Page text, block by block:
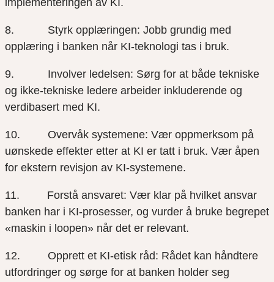
implementeringen av KI.
8. Styrk opplæringen: Jobb grundig med
opplæring i banken når KI-teknologi tas i bruk.
9. Involver ledelsen: Sørg for at både tekniske
og ikke-tekniske ledere arbeider inkluderende og
verdibasert med KI.
10. Overvåk systemene: Vær oppmerksom på
uønskede effekter etter at KI er tatt i bruk. Vær åpen
for ekstern revisjon av KI-systemene.
11. Forstå ansvaret: Vær klar på hvilket ansvar
banken har i KI-prosesser, og vurder å bruke begrepet
«maskin i loopen» når det er relevant.
12. Opprett et KI-etisk råd: Rådet kan håndtere
utfordringer og sørge for at banken holder seg